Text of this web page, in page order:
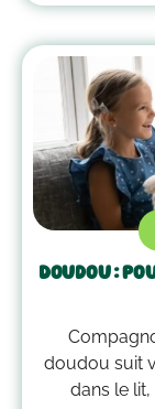
Doudou :
doudou suit
dans le